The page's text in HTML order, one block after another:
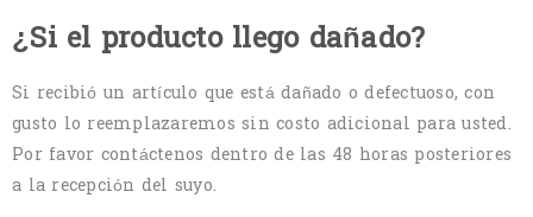
¿Si el producto llego dañado?
Si recibió un artículo que está dañado o defectuoso, con
gusto lo reemplazaremos sin costo adicional para usted.
Por favor contáctenos dentro de las 48 horas posteriores
a la recepción del suyo.